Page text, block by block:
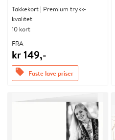
Takkekort | Premium trykk-
kvalitet
10 kort
FRA
kr 149,-
offers Faste lave priser